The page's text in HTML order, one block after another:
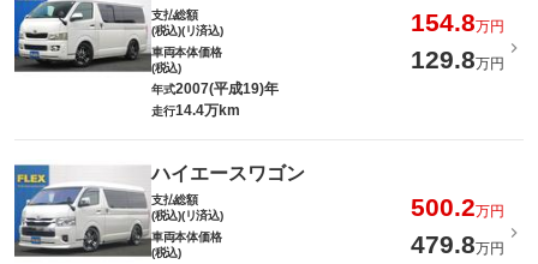
支払総額
(税込)(リ済込)
154.8万円
車両本体価格
(税込)
129.8万円
年式2007(平成19)年
走行14.4万km
ハイエースワゴン
支払総額
(税込)(リ済込)
500.2万円
車両本体価格
(税込)
479.8万円